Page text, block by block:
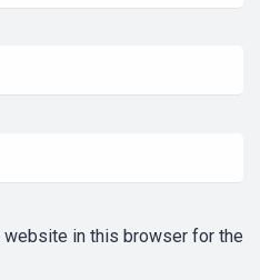
website in this browser for the